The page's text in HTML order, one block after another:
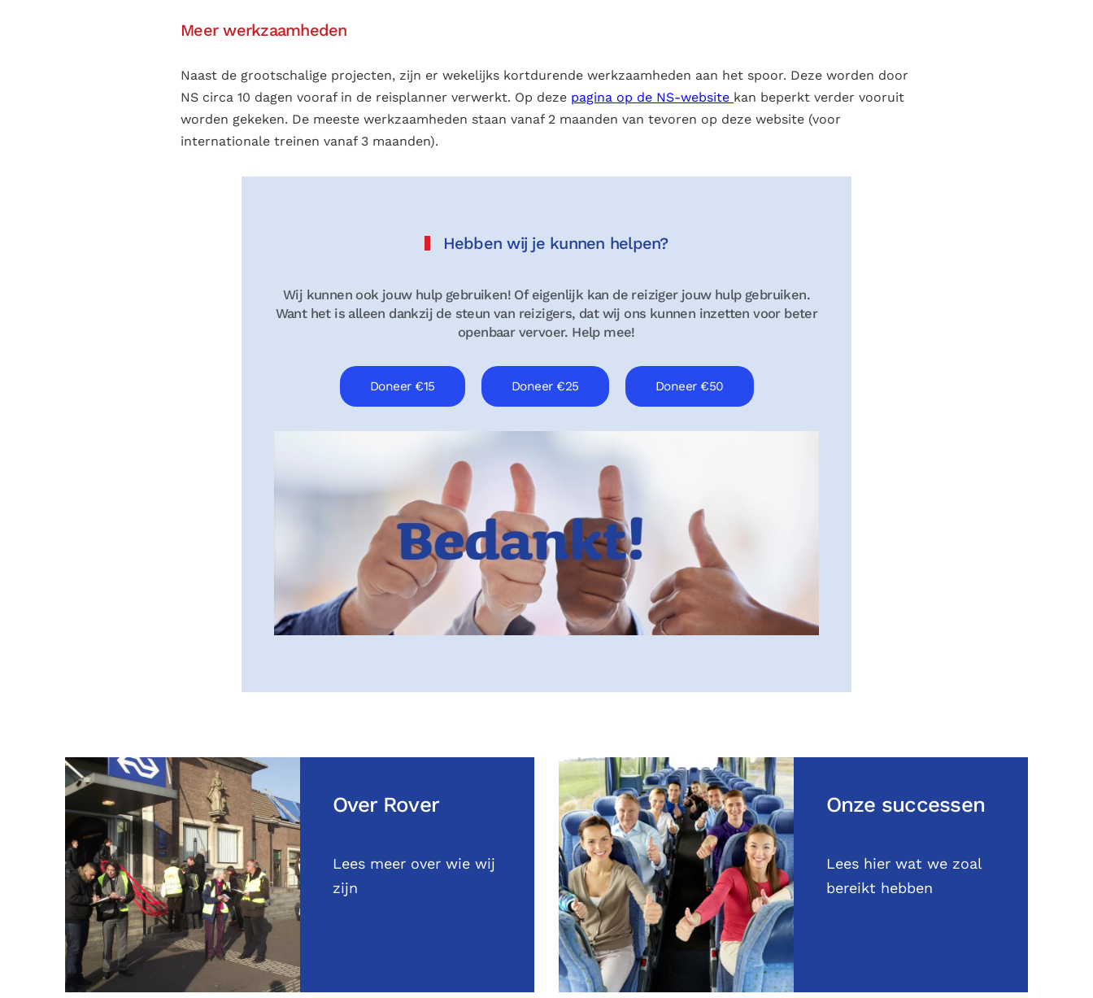
Meer werkzaamheden
Naast de grootschalige projecten, zijn er wekelijks kortdurende werkzaamheden aan het spoor. Deze worden door
NS circa 10 dagen vooraf in de reisplanner verwerkt. Op deze pagina op de NS-website kan beperkt verder vooruit
worden gekeken. De meeste werkzaamheden staan vanaf 2 maanden van tevoren op deze website (voor
internationale treinen vanaf 3 maanden).
Hebben wij je kunnen helpen?
Wij kunnen ook jouw hulp gebruiken! Of eigenlijk kan de reiziger jouw hulp gebruiken.
Want het is alleen dankzij de steun van reizigers, dat wij ons kunnen inzetten voor beter
openbaar vervoer. Help mee!
Doneer €15 Doneer €25 Doneer €50
Over Rover
Lees meer over wie wij
zijn
Onze successen
Lees hier wat we zoal
bereikt hebben